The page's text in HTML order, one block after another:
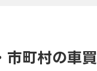
市町村の車